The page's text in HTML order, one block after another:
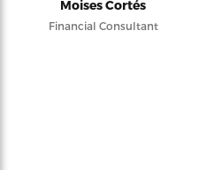
Moises Cortés
Financial Consultant